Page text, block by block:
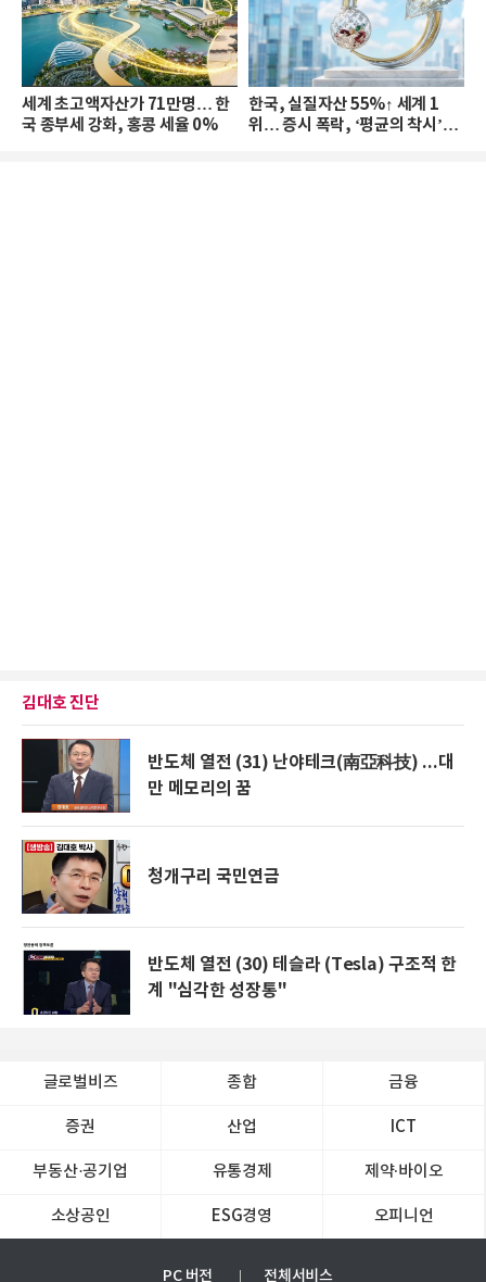
세계 초고액자산가 71만명… 한
국 종부세 강화, 홍콩 세율 0%
한국, 실질자산 55%↑ 세계 1
위… 증시 폭락, ‘평균의 착시’와
김대호 진단
반도체 열전 (31) 난야테크(南亞科技) ...대
만 메모리의 꿈
청개구리 국민연금
반도체 열전 (30) 테슬라 (Tesla) 구조적 한
계 "심각한 성장통"
글로벌비즈 종합 금융
증권 산업 ICT
부동산·공기업 유통경제 제약∙바이오
소상공인 ESG경영 오피니언
PC 버전 전체서비스